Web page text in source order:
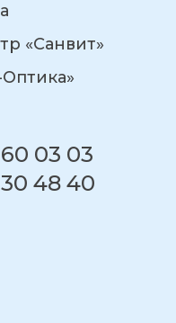
«Санвит»
03 03
48 40